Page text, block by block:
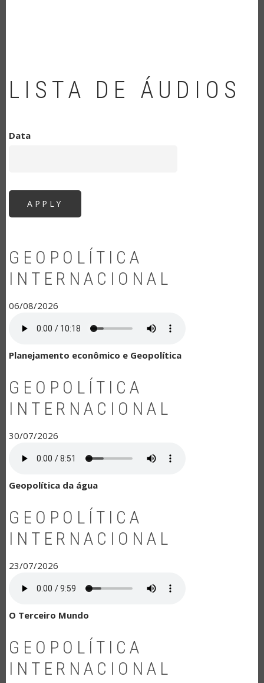
LISTA DE ÁUDIOS
Data
GEOPOLÍTICA
INTERNACIONAL
06/08/2026
Planejamento econômico e Geopolítica
GEOPOLÍTICA
INTERNACIONAL
30/07/2026
Geopolítica da água
GEOPOLÍTICA
INTERNACIONAL
23/07/2026
O Terceiro Mundo
GEOPOLÍTICA
INTERNACIONAL